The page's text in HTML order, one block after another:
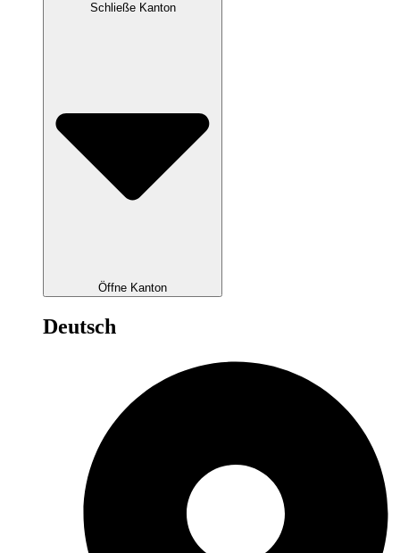
Schließe Kanton
Öffne Kanton
Deutsch